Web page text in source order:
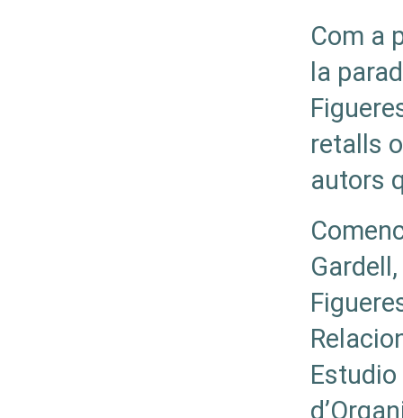
Com a
la
retalls
autors
Gardell,